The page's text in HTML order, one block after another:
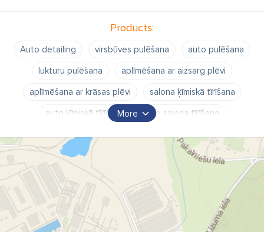
Products:
Auto detailing virsbūves pulēšana
auto pulēšana
lukturu pulēšana
aplīmēšana ar aizsarg plēvi
aplīmēšana ar krāsas plēvi
salona ķīmiskā tīrīšana
auto ķīmiskā tīrīšana
auto salona tīrīšana
ādas remonts
ādas krāsošana
virsbūves mazgāšana
auto mazgāšana
auto salona uzkopšana
Baltic Detailing Shop SIA
Baltic Detailing Auto pulēšana
More